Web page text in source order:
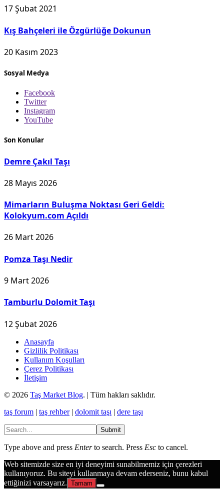
17 Şubat 2021
Kış Bahçeleri ile Özgürlüğe Dokunun
20 Kasım 2023
Sosyal Medya
Facebook
Twitter
Instagram
YouTube
Son Konular
Demre Çakıl Taşı
28 Mayıs 2026
Mimarların Buluşma Noktası Geri Geldi:
Kolokyum.com Açıldı
26 Mart 2026
Pomza Taşı Nedir
9 Mart 2026
Tamburlu Dolomit Taşı
12 Şubat 2026
Anasayfa
Gizlilik Politikası
Kullanım Koşulları
Çerez Politikası
İletişim
© 2026 Taş Market Blog. | Tüm hakları saklıdır.
taş forum | taş rehber| dolomit taşı | dere taşı
Submit
Type above and press Enterto search. Press Esc to cancel.
Web sitemizde size en iyi deneyimi sunabilmemiz için çerezleri
kullanıyoruz. Bu siteyi kullanmaya devam ederseniz, bunu kabul
ettiğinizi varsayarız. Tamam